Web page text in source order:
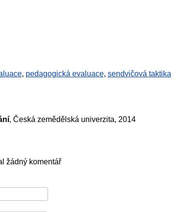
, pedagogická evaluace, sendvičová taktika
, Česká zemědělská univerzita, 2014
žádný komentář